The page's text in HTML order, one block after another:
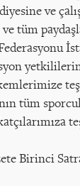
ve
tüm
tüm
Birinci